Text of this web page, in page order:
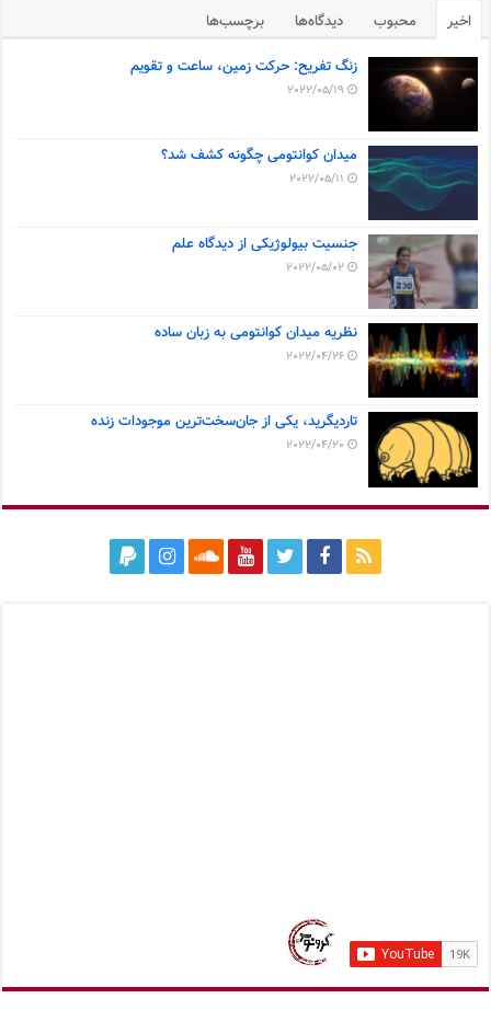
اخیر محبوب دیدگاه‌ها برچسب‌ها
زنگ تفریح: حرکت زمین، ساعت و تقویم
2022/05/19
میدان کوانتومی چگونه کشف شد؟
2022/05/11
جنسیت بیولوژیکی از دیدگاه علم
2022/05/02
نظریه میدان کوانتومی به زبان ساده
2022/04/26
تاردیگرید، یکی از جان‌سخت‌ترین موجودات زنده
2022/04/20